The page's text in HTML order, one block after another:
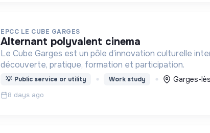
EPCC LE CUBE GARGES
alternant polyvalent cinema
Le Cube Garges est un pôle d’innovation culturelle
découverte, pratique, formation et participation.
💡 Public service or utility Work study Garges-
8 days ago